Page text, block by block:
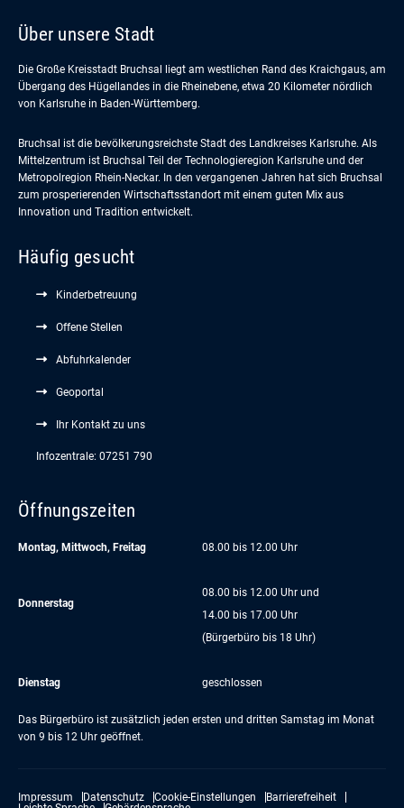
Über unsere Stadt
Die Große Kreisstadt Bruchsal liegt am westlichen Rand des Kraichgaus, am
Übergang des Hügellandes in die Rheinebene, etwa 20 Kilometer nördlich
von Karlsruhe in Baden-Württemberg.
Bruchsal ist die bevölkerungsreichste Stadt des Landkreises Karlsruhe. Als
Mittelzentrum ist Bruchsal Teil der Technologieregion Karlsruhe und der
Metropolregion Rhein-Neckar. In den vergangenen Jahren hat sich Bruchsal
zum prosperierenden Wirtschaftsstandort mit einem guten Mix aus
Innovation und Tradition entwickelt.
Häufig gesucht
Kinderbetreuung
Offene Stellen
Abfuhrkalender
Geoportal
Ihr Kontakt zu uns
Infozentrale: 07251 790
Öffnungszeiten
Montag, Mittwoch, Freitag 08.00 bis 12.00 Uhr
Donnerstag
08.00 bis 12.00 Uhr und
14.00 bis 17.00 Uhr
(Bürgerbüro bis 18 Uhr)
Dienstag geschlossen
Das Bürgerbüro ist zusätzlich jeden ersten und dritten Samstag im Monat
von 9 bis 12 Uhr geöffnet.
Impressum Datenschutz Cookie-Einstellungen
Barrierefreiheit